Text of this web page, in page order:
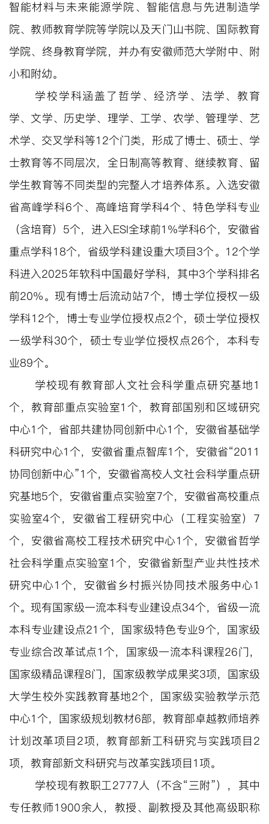
智能材料与未来能源学院、智能信息与先进制造学
院、教师教育学院等学院以及天门山书院、国际教育
学院、终身教育学院，并办有安徽师范大学附中、附
小和附幼。
学校学科涵盖了哲学、经济学、法学、教育
学、文学、历史学、理学、工学、农学、管理学、艺
术学、交叉学科等12个门类，形成了博士、硕士、学
士教育等不同层次，全日制高等教育、继续教育、留
学生教育等不同类型的完整人才培养体系。入选安徽
省高峰学科6个、高峰培育学科4个、特色学科专业
（含培育）5个，进入ESI全球前1%学科6个，安徽省
重点学科18个，省级学科建设重大项目3个。12个学
科进入2025年软科中国最好学科，其中3个学科排名
前20%。现有博士后流动站7个，博士学位授权一级
学科12个，博士专业学位授权点2个，硕士学位授权
一级学科30个，硕士专业学位授权点26个，本科专
业89个。
学校现有教育部人文社会科学重点研究基地1
个，教育部重点实验室1个，教育部国别和区域研究
中心1个，省部共建协同创新中心1个，安徽省基础学
科研究中心1个，安徽省重点智库1个，安徽省“2011
协同创新中心”1个，安徽省高校人文社会科学重点研
究基地5个，安徽省重点实验室7个，安徽省高校重点
实验室4个，安徽省工程研究中心（工程实验室）7
个，安徽省高校工程技术研究中心1个，安徽省哲学
社会科学重点实验室1个，安徽省新型产业共性技术
研究中心1个，安徽省乡村振兴协同技术服务中心1
个。现有国家级一流本科专业建设点34个，省级一流
本科专业建设点21个，国家级特色专业9个，国家级
专业综合改革试点1个，国家级一流本科课程26门，
国家级精品课程8门，国家级教学成果奖3项，国家级
大学生校外实践教育基地2个，国家级实验教学示范
中心1个，国家级规划教材6部，教育部卓越教师培养
计划改革项目2项，教育部新工科研究与实践项目2
项，教育部新文科研究与改革实践项目1项。
学校现有教职工2777人（不含“三附”），其中
专任教师1900余人，教授、副教授及其他高级职称